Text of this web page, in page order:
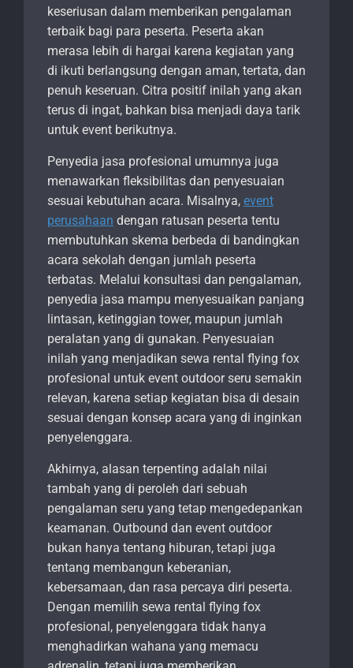
keseriusan dalam memberikan pengalaman
terbaik bagi para peserta. Peserta akan
merasa lebih di hargai karena kegiatan yang
di ikuti berlangsung dengan aman, tertata, dan
penuh keseruan. Citra positif inilah yang akan
terus di ingat, bahkan bisa menjadi daya tarik
untuk event berikutnya.
Penyedia jasa profesional umumnya juga
menawarkan fleksibilitas dan penyesuaian
sesuai kebutuhan acara. Misalnya, event
perusahaan dengan ratusan peserta tentu
membutuhkan skema berbeda di bandingkan
acara sekolah dengan jumlah peserta
terbatas. Melalui konsultasi dan pengalaman,
penyedia jasa mampu menyesuaikan panjang
lintasan, ketinggian tower, maupun jumlah
peralatan yang di gunakan. Penyesuaian
inilah yang menjadikan sewa rental flying fox
profesional untuk event outdoor seru semakin
relevan, karena setiap kegiatan bisa di desain
sesuai dengan konsep acara yang di inginkan
penyelenggara.
Akhirnya, alasan terpenting adalah nilai
tambah yang di peroleh dari sebuah
pengalaman seru yang tetap mengedepankan
keamanan. Outbound dan event outdoor
bukan hanya tentang hiburan, tetapi juga
tentang membangun keberanian,
kebersamaan, dan rasa percaya diri peserta.
Dengan memilih sewa rental flying fox
profesional, penyelenggara tidak hanya
menghadirkan wahana yang memacu